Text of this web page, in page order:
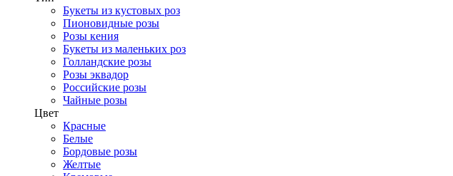
Букеты из кустовых роз
Пионовидные розы
Розы кения
Букеты из маленьких роз
Голландские розы
Розы эквадор
Российские розы
Чайные розы
Цвет
Красные
Белые
Бордовые розы
Желтые